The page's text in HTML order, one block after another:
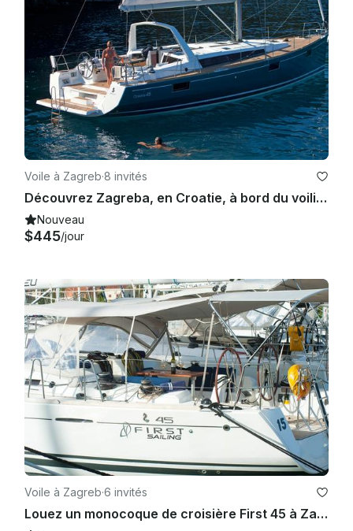
Voile à Zagreb·8 invités
Découvrez Zagreba, en Croatie, à bord du voilier Oceanis 48
Nouveau
$445/jour
Voile à Zagreb·6 invités
Louez un monocoque de croisière First 45 à Zagreb, en Croatie